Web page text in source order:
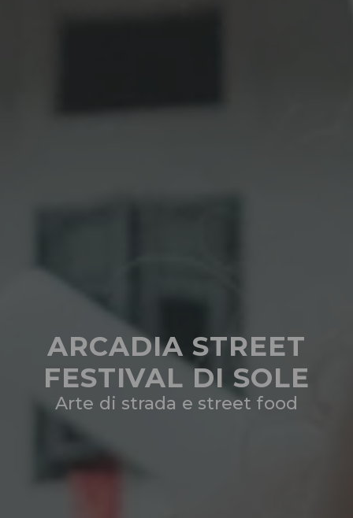
ARCADIA STREET
FESTIVAL DI SOLE
Arte di strada e street food